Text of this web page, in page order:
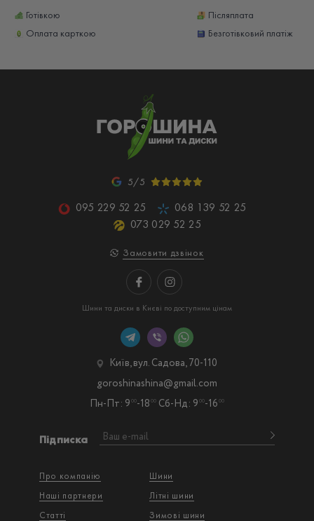
Готівкою
Післяплата
Оплата карткою
Безготівковий платіж
5/5
095 229 52 25
068 139 52 25
073 029 52 25
Замовити дзвінок
Шини та диски в Києві по доступним цінам
Про компанію
Наші партнери
Статті
Шини
Літні шини
Зимові шини
Підписка
Київ, вул. Садова, 70-110
Пн-Пт: 9 00-18 00 Сб-Нд: 9 00-16 00
goroshinashina@gmail.com